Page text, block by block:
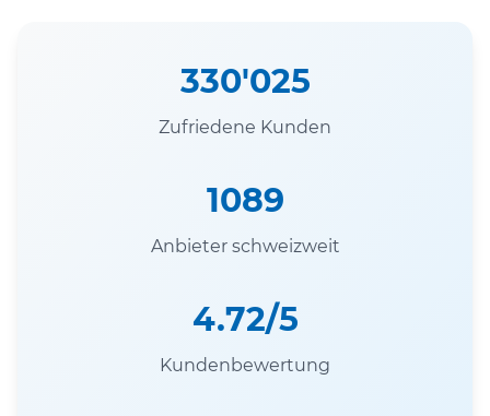
330'025
Zufriedene Kunden
1089
Anbieter schweizweit
4.72/5
Kundenbewertung